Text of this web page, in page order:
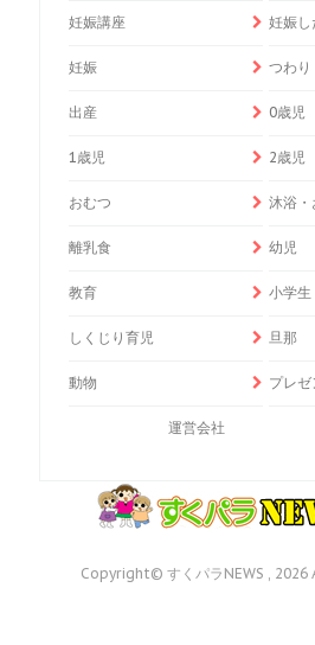
妊娠講座 妊娠し
妊娠 つわり
出産 0歳児
1歳児 2歳児
おむつ 沐浴・
離乳食 幼児
教育 小学生
しくじり育児 旦那
動物 プレゼ
運営会社
Copyright© すくパラNEWS , 2026